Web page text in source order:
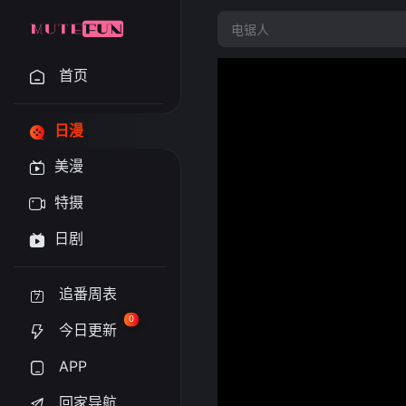
首页
日漫
美漫
特摄
日剧
追番周表
今日更新
0
APP
回家导航